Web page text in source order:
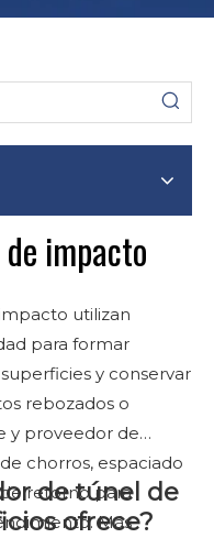
impacto
utilizan
para formar
y conservar
rebozados o
y proveedor de
chorros, espaciado
retorno para
Más
de túnel de
ofrece?